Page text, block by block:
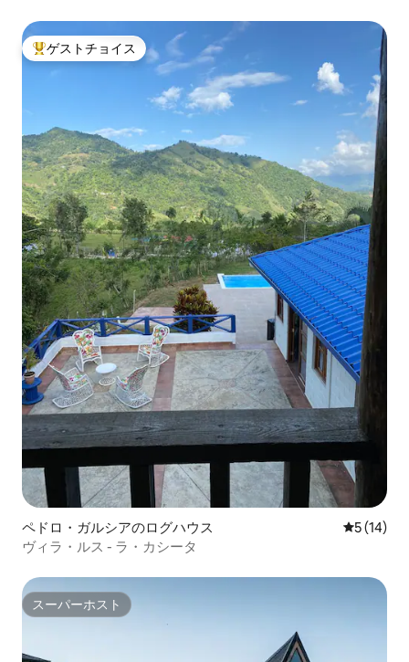
大好評のゲストチョイスです。
ゲストチョイス
ペドロ・ガルシアのログハウス レビュー
5 (14)
ヴィラ・ルス - ラ・カシータ
スーパーホスト
スーパーホスト